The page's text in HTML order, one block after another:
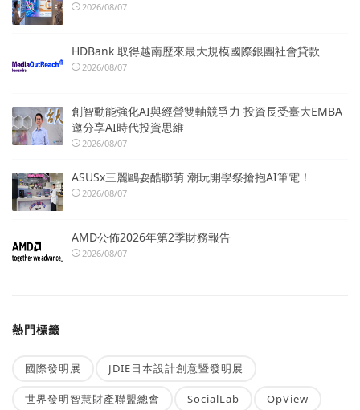
2026/08/07
HDBank 取得越南歷來最大規模國際銀團社會貸款
2026/08/07
創智動能強化AI與經營雙軸競爭力 投資長受臺大EMBA
邀分享AI時代投資思維
2026/08/07
ASUSx三麗鷗耍酷聯萌 潮玩開學祭搶抱AI筆電！
2026/08/07
AMD公佈2026年第2季財務報告
2026/08/07
熱門標籤
國際發明展 JDIE日本設計創意暨發明展
世界發明智慧財產聯盟總會 SocialLab OpView